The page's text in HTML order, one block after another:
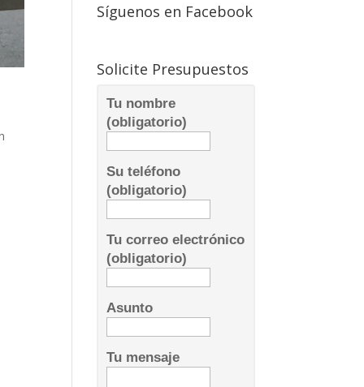
Síguenos en Facebook
Solicite Presupuestos
Tu nombre
(obligatorio)
Su teléfono
(obligatorio)
Tu correo electrónico
(obligatorio)
Asunto
Tu mensaje